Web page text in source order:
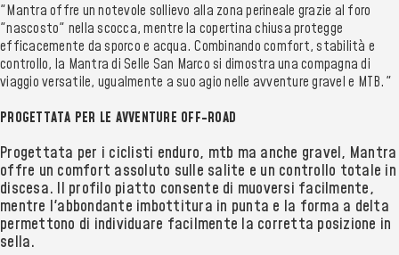
"Mantra offre un notevole sollievo alla zona perineale grazie al foro
"nascosto" nella scocca, mentre la copertina chiusa protegge
efficacemente da sporco e acqua. Combinando comfort, stabilità e
controllo, la Mantra di Selle San Marco si dimostra una compagna di
viaggio versatile, ugualmente a suo agio nelle avventure gravel e MTB."
PROGETTATA PER LE AVVENTURE OFF-ROAD
Progettata per i ciclisti enduro, mtb ma anche gravel, Mantra
offre un comfort assoluto sulle salite e un controllo totale in
discesa. Il profilo piatto consente di muoversi facilmente,
mentre l'abbondante imbottitura in punta e la forma a delta
permettono di individuare facilmente la corretta posizione in
sella.